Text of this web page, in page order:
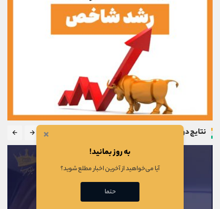
نتایج دوره ×
به روز بمانید!
آیا می‌خواهید از آخرین اخبار مطلع شوید؟
حتما